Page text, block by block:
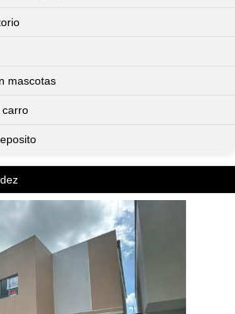
mascotas
carro